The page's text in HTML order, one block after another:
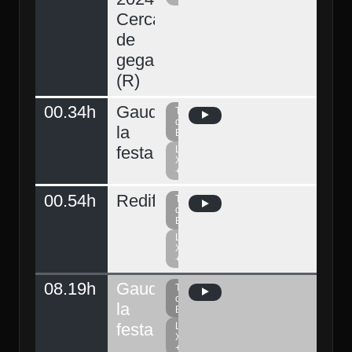
Cercavila
de
gegants
(R)
00.34h
Gaudeix
la
festa
Televisió
del
Berguedà
La
Xarxa
+
00.54h RedifusióTelevisió
del
Berguedà
La
Xarxa
+
08.19h
Gaudeix
la
festa
Televisió
del
Berguedà
La
Xarxa
+